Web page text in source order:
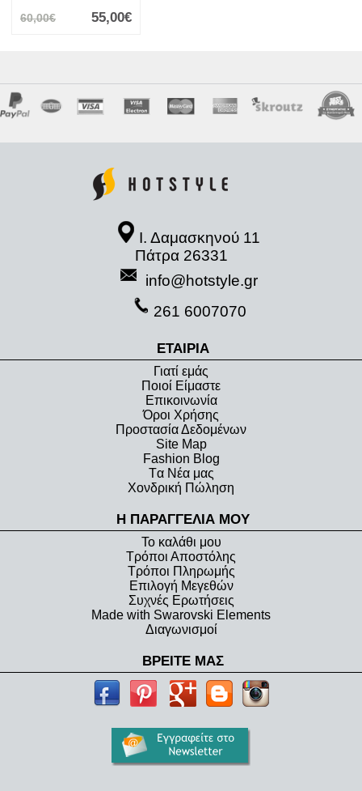
60,00€ 55,00€
Ι. Δαμασκηνού 11
Πάτρα 26331
info@hotstyle.gr
261 6007070
ΕΤΑΙΡΙΑ
Γιατί εμάς
Ποιοί Είμαστε
Eπικοινωνία
Όροι Xρήσης
Προστασία Δεδομένων
Site Map
Fashion Blog
Tα Νέα μας
Χονδρική Πώληση
Η ΠΑΡΑΓΓΕΛΙΑ ΜΟΥ
Το καλάθι μου
Τρόποι Αποστόλης
Τρόποι Πληρωμής
Επιλογή Μεγεθών
Συχνές Ερωτήσεις
Made with Swarovski Elements
Διαγωνισμοί
ΒΡΕΙΤΕ ΜΑΣ